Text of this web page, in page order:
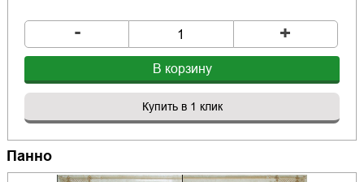
- +
В корзину
Купить в 1 клик
Панно